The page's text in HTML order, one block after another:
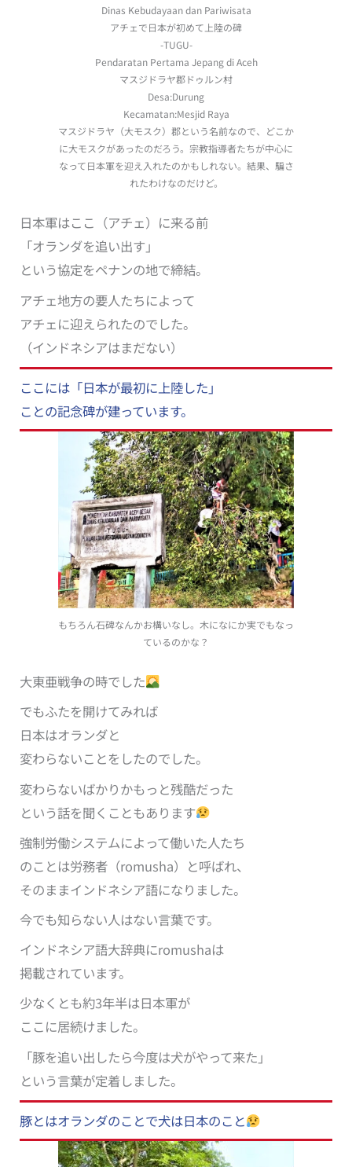
Dinas Kebudayaan dan Pariwisata
アチェで日本が初めて上陸の碑
-TUGU-
Pendaratan Pertama Jepang di Aceh
マスジドラヤ郡ドゥルン村
Desa:Durung
Kecamatan:Mesjid Raya
マスジドラヤ（大モスク）郡という名前なので、どこか
に大モスクがあったのだろう。宗教指導者たちが中心に
なって日本軍を迎え入れたのかもしれない。結果、騙さ
れたわけなのだけど。
日本軍はここ（アチェ）に来る前
「オランダを追い出す」
という協定をペナンの地で締結。
アチェ地方の要人たちによって
アチェに迎えられたのでした。
（インドネシアはまだない）
ここには「日本が最初に上陸した」
ことの記念碑が建っています。
もちろん石碑なんかお構いなし。木になにか実でもなっ
ているのかな？
大東亜戦争の時でした
でもふたを開けてみれば
日本はオランダと
変わらないことをしたのでした。
変わらないばかりかもっと残酷だった
という話を聞くこともあります
強制労働システムによって働いた人たち
のことは労務者（romusha）と呼ばれ、
そのままインドネシア語になりました。
今でも知らない人はない言葉です。
インドネシア語大辞典にromushaは
掲載されています。
少なくとも約3年半は日本軍が
ここに居続けました。
「豚を追い出したら今度は犬がやって来た」
という言葉が定着しました。
豚とはオランダのことで犬は日本のこと